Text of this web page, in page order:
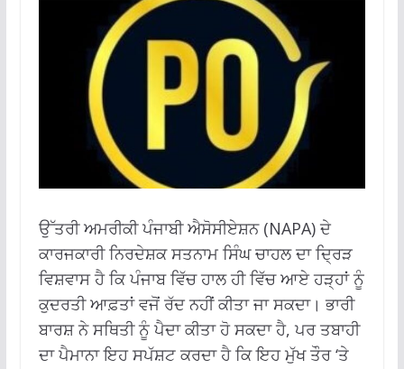
ਉੱਤਰੀ ਅਮਰੀਕੀ ਪੰਜਾਬੀ ਐਸੋਸੀਏਸ਼ਨ (NAPA) ਦੇ
ਕਾਰਜਕਾਰੀ ਨਿਰਦੇਸ਼ਕ ਸਤਨਾਮ ਸਿੰਘ ਚਾਹਲ ਦਾ ਦ੍ਰਿੜ
ਵਿਸ਼ਵਾਸ ਹੈ ਕਿ ਪੰਜਾਬ ਵਿੱਚ ਹਾਲ ਹੀ ਵਿੱਚ ਆਏ ਹੜ੍ਹਾਂ ਨੂੰ
ਕੁਦਰਤੀ ਆਫ਼ਤਾਂ ਵਜੋਂ ਰੱਦ ਨਹੀਂ ਕੀਤਾ ਜਾ ਸਕਦਾ। ਭਾਰੀ
ਬਾਰਸ਼ ਨੇ ਸਥਿਤੀ ਨੂੰ ਪੈਦਾ ਕੀਤਾ ਹੋ ਸਕਦਾ ਹੈ, ਪਰ ਤਬਾਹੀ
ਦਾ ਪੈਮਾਨਾ ਇਹ ਸਪੱਸ਼ਟ ਕਰਦਾ ਹੈ ਕਿ ਇਹ ਮੁੱਖ ਤੌਰ ‘ਤੇ